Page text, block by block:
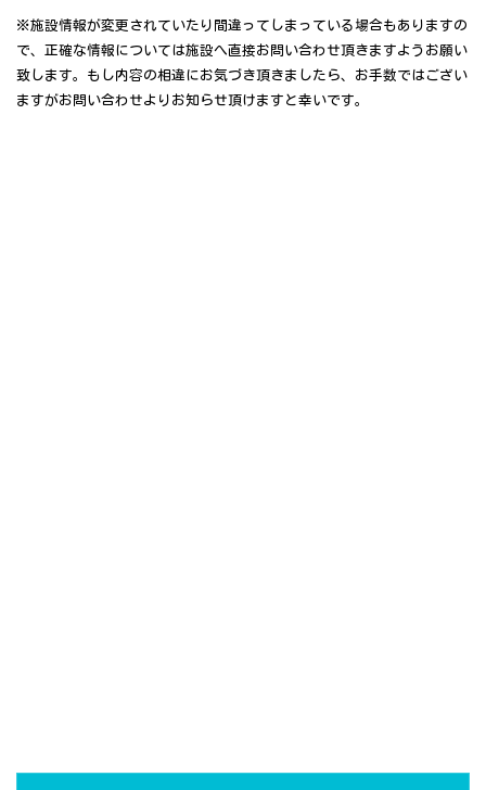
※施設情報が変更されていたり間違ってしまっている場合もありますの
で、正確な情報については施設へ直接お問い合わせ頂きますようお願い
致します。もし内容の相違にお気づき頂きましたら、お手数ではござい
ますがお問い合わせよりお知らせ頂けますと幸いです。